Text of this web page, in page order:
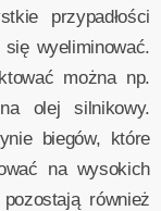
przypadłości
wyeliminować.
można np.
olej silnikowy.
biegów, które
na wysokich
również